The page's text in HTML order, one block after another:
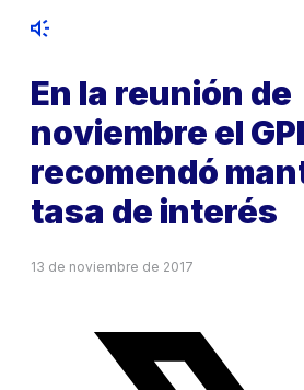
En la reunión de
noviembre el
recomendó
tasa de interés
13 de noviembre de 2017